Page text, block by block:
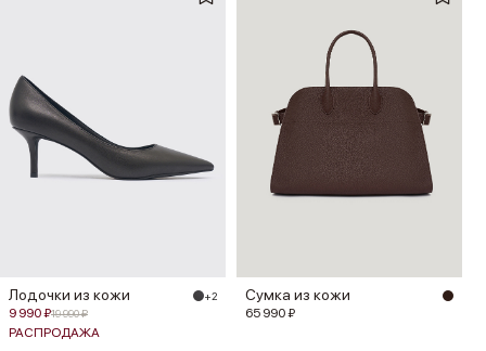
Лодочки из кожи +2
9 990 ₽19 990 ₽
РАСПРОДАЖА
Сумка из кожи
65 990 ₽